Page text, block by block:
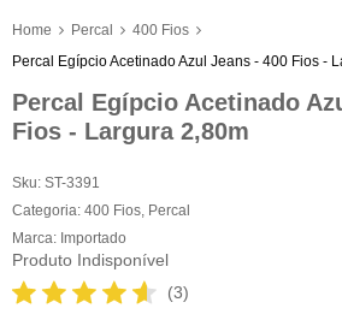
Home Percal
400 Fios
Percal Egípcio Acetinado Azul Jeans - 400 Fios -
Percal Egípcio Acetinado
Fios - Largura 2,80m
Sku: ST-3391
Categoria: 400 Fios Percal
Marca: Importado
Produto Indisponível
(3)